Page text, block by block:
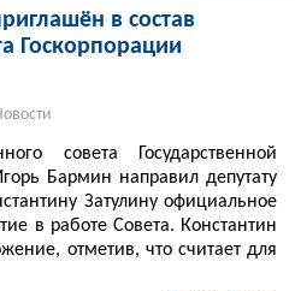
в состав
Госкорпорации
совета Государственной
Бармин направил депутату
Затулину официальное
в работе Совета. Константин
отметив, что считает для